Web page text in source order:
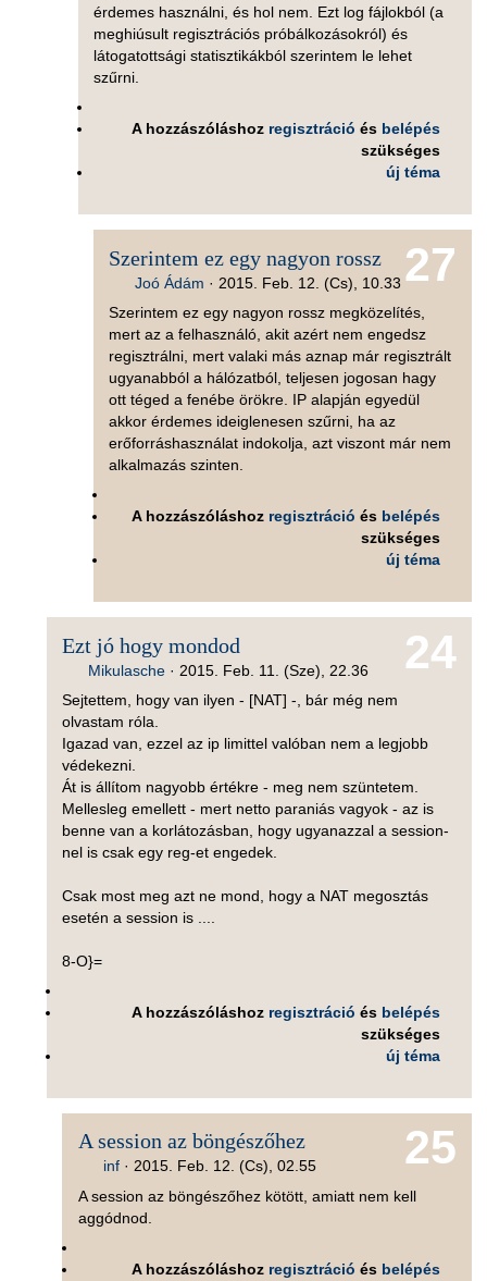
érdemes használni, és hol nem. Ezt log fájlokból (a
meghiúsult regisztrációs próbálkozásokról) és
látogatottsági statisztikákból szerintem le lehet
szűrni.
A hozzászóláshoz regisztráció és belépés
szükséges
új téma
27
Szerintem ez egy nagyon rossz
Joó Ádám · 2015. Feb. 12. (Cs), 10.33
Szerintem ez egy nagyon rossz megközelítés,
mert az a felhasználó, akit azért nem engedsz
regisztrálni, mert valaki más aznap már regisztrált
ugyanabból a hálózatból, teljesen jogosan hagy
ott téged a fenébe örökre. IP alapján egyedül
akkor érdemes ideiglenesen szűrni, ha az
erőforráshasználat indokolja, azt viszont már nem
alkalmazás szinten.
A hozzászóláshoz regisztráció és belépés
szükséges
új téma
24
Ezt jó hogy mondod
Mikulasche· 2015. Feb. 11. (Sze), 22.36
Sejtettem, hogy van ilyen - [NAT] -, bár még nem
olvastam róla.
Igazad van, ezzel az ip limittel valóban nem a legjobb
védekezni.
Át is állítom nagyobb értékre - meg nem szüntetem.
Mellesleg emellett - mert netto paraniás vagyok - az is
benne van a korlátozásban, hogy ugyanazzal a session-
nel is csak egy reg-et engedek.
Csak most meg azt ne mond, hogy a NAT megosztás
esetén a session is ....
8-O}=
A hozzászóláshoz regisztráció és belépés
szükséges
új téma
25
A session az böngészőhez
inf ·2015. Feb. 12. (Cs), 02.55
A session az böngészőhez kötött, amiatt nem kell
aggódnod.
A hozzászóláshoz regisztráció és belépés